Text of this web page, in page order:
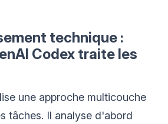
technique :
Codex traite les
une approche multicouche
tâches. Il analyse d'abord